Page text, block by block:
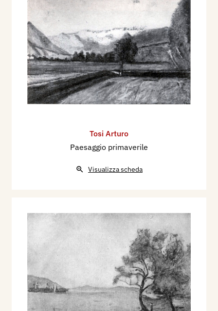
Tosi Arturo
Paesaggio primaverile
Visualizza scheda